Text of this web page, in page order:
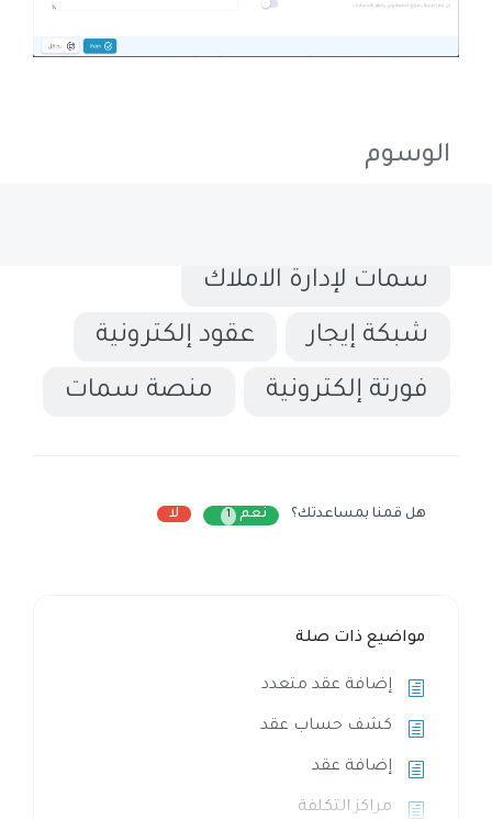
الوسوم
سمات لإدارة الاملاك
شبكة إيجار
عقود إلكترونية
فورتة إلكترونية
منصة سمات
هل قمنا بمساعدتك؟ نعم 1 لا
مواضيع ذات صلة
إضافة عقد متعدد
كشف حساب عقد
إضافة عقد
مراكز التكلفة